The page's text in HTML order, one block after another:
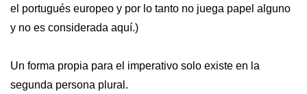
el portugués europeo y por lo tanto no juega papel alguno
y no es considerada aquí.)
Un forma propia para el imperativo solo existe en la
segunda persona plural.